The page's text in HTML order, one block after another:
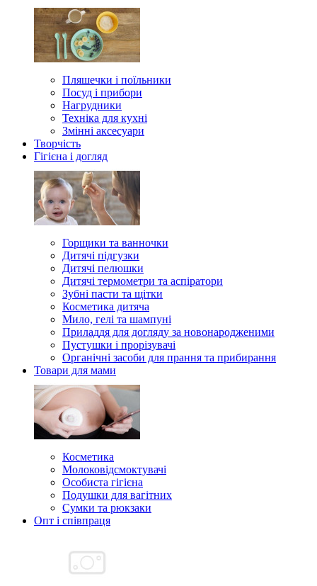
Пляшечки і поїльники
Посуд і прибори
Нагрудники
Техніка для кухні
Змінні аксесуари
Творчість
Гігієна і догляд
Горщики та ванночки
Дитячі підгузки
Дитячі пелюшки
Дитячі термометри та аспіратори
Зубні пасти та щітки
Косметика дитяча
Мило, гелі та шампуні
Приладдя для догляду за новонародженими
Пустушки і прорізувачі
Органічні засоби для прання та прибирання
Товари для мами
Косметика
Молоковідсмоктувачі
Особиста гігієна
Подушки для вагітних
Сумки та рюкзаки
Опт і співпраця